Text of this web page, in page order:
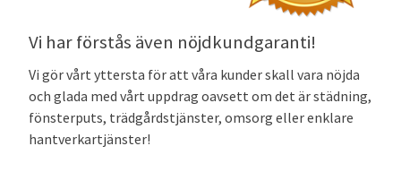
Vi har förstås även nöjdkundgaranti!
Vi gör vårt yttersta för att våra kunder skall vara nöjda
och glada med vårt uppdrag oavsett om det är städning,
fönsterputs, trädgårdstjänster, omsorg eller enklare
hantverkartjänster!